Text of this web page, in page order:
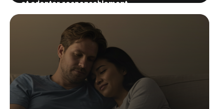
et adopter responsablement